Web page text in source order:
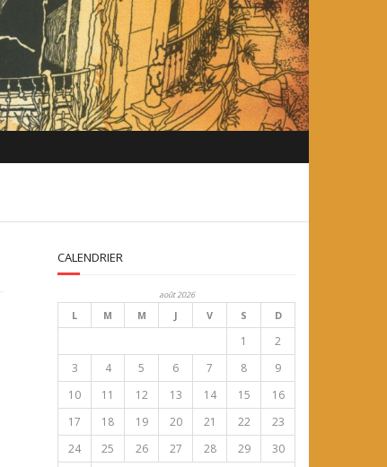
CALENDRIER
août 2026
L M M J V S D
1
2
3
4 5 6 7 8
9
10
11 12 13 14 15
16
17
18 19 20 21 22
23
24
25 26 27 28 29
30